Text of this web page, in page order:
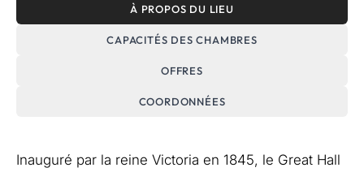
À PROPOS DU LIEU
CAPACITÉS DES CHAMBRES
OFFRES
COORDONNÉES
Inauguré par la reine Victoria en 1845, le Great Hall